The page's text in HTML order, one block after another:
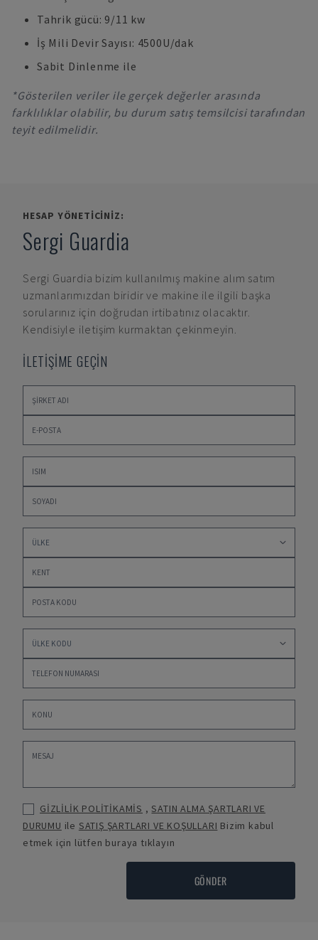
Tahrik gücü: 9/11 kw
İş Mili Devir Sayısı: 4500U/dak
Sabit Dinlenme ile
*Gösterilen veriler ile gerçek değerler arasında
farklılıklar olabilir, bu durum satış temsilcisi tarafından
teyit edilmelidir.
HESAP YÖNETICINIZ:
Sergi Guardia
Sergi Guardia bizim kullanılmış makine alım satım
uzmanlarımızdan biridir ve makine ile ilgili başka
sorularınız için doğrudan irtibatınız olacaktır.
Kendisiyle iletişim kurmaktan çekinmeyin.
İLETİŞİME GEÇİN
GİZLİLİK POLİTİKAMİS ,SATIN ALMA ŞARTLARI VE
DURUMU ile SATIŞ ŞARTLARI VE KOŞULLARI Bizim kabul
etmek için lütfen buraya tıklayın
GÖNDER